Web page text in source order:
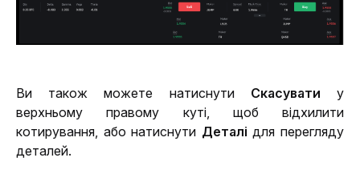
Ви також можете натиснути Скасувати у
верхньому правому куті, щоб відхилити
котирування, або натиснути Деталі для перегляду
деталей.